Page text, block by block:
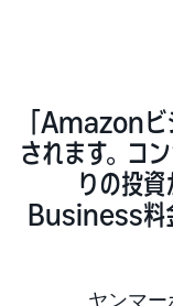
「Amazonビ
されます。コ
りの投
Business料
ヤンマ